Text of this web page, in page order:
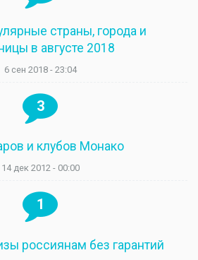
страны, города и
в августе 2018
6 сен 2018 - 23:04
3
и клубов Монако
14 дек 2012 - 00:00
1
россиянам без гарантий